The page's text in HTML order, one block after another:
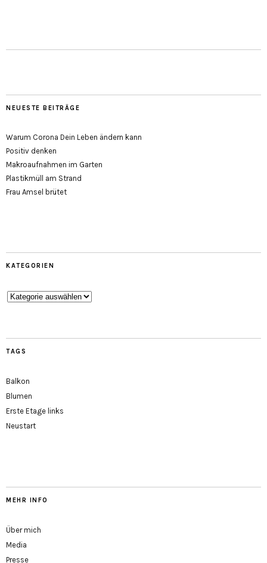
NEUESTE BEITRÄGE
Warum Corona Dein Leben ändern kann
Positiv denken
Makroaufnahmen im Garten
Plastikmüll am Strand
Frau Amsel brütet
KATEGORIEN
Kategorien
TAGS
Balkon
Blumen
Erste Etage links
Neustart
MEHR INFO
Über mich
Media
Presse